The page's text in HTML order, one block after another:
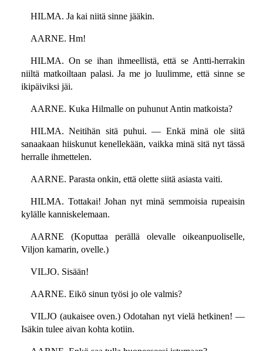
HILMA. Ja kai niitä sinne jääkin.
AARNE. Hm!
HILMA. On se ihan ihmeellistä, että se Antti-herrakin
niiltä matkoiltaan palasi. Ja me jo luulimme, että sinne se
ikipäiviksi jäi.
AARNE. Kuka Hilmalle on puhunut Antin matkoista?
HILMA. Neitihän sitä puhui. — Enkä minä ole siitä
sanaakaan hiiskunut kenellekään, vaikka minä sitä nyt tässä
herralle ihmettelen.
AARNE. Parasta onkin, että olette siitä asiasta vaiti.
HILMA. Tottakai! Johan nyt minä semmoisia rupeaisin
kylälle kanniskelemaan.
AARNE (Koputtaa perällä olevalle oikeanpuoliselle,
Viljon kamarin, ovelle.)
VILJO. Sisään!
AARNE. Eikö sinun työsi jo ole valmis?
VILJO (aukaisee oven.) Odotahan nyt vielä hetkinen! —
Isäkin tulee aivan kohta kotiin.